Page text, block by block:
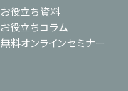
お役立ち資料
お役立ちコラム
無料オンラインセミナー